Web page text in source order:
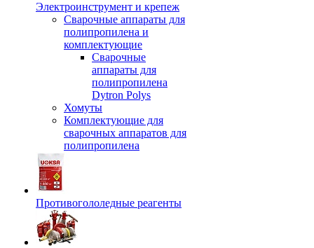
Электроинструмент и крепеж
Сварочные аппараты для
полипропилена и
комплектующие
Сварочные
аппараты для
полипропилена
Dytron Polys
Хомуты
Комплектующие для
сварочных аппаратов для
полипропилена
Противогололедные реагенты